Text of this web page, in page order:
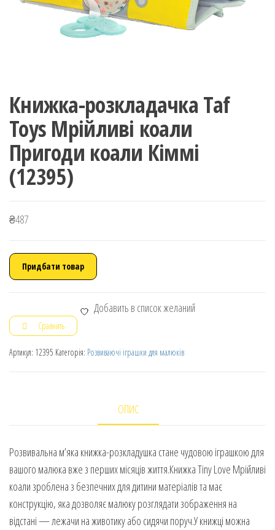
Книжка-розкладачка Taf
Toys Мрійливі коали
Пригоди коали Кіммі
(12395)
₴487
Придбати товар
Добавить в список желаний
Сравнить
Артикул: 12395 Категорія: Розвиваючі іграшки для малюків
ОПИС
Розвивальна м’яка книжка-розкладушка стане чудовою іграшкою для
вашого малюка вже з перших місяців життя.Книжка Tiny Love Мрійливі
коали зроблена з безпечних для дитини матеріалів та має
конструкцію, яка дозволяє малюку розглядати зображення на
відстані — лежачи на животику або сидячи поруч.У книжці можна